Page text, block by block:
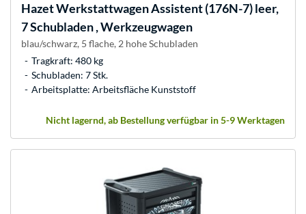
HazetWerkstattwagen Assistent (176N-7) leer,
7 Schubladen , Werkzeugwagen
blau/schwarz, 5 flache, 2 hohe Schubladen
Tragkraft: 480 kg
Schubladen: 7 Stk.
Arbeitsplatte: Arbeitsfläche Kunststoff
Nicht lagernd, ab Bestellung verfügbar in 5-9 Werktagen